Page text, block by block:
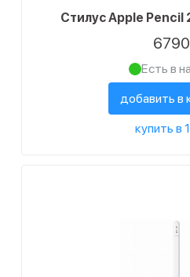
Стилус Apple Pencil
Есть в
добавить в
купить в